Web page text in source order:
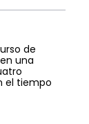
de
una
el tiempo